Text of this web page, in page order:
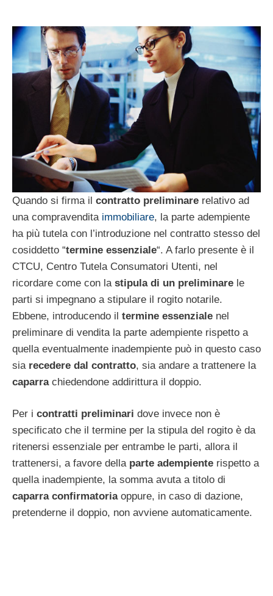
Quando si firma il contratto preliminare relativo ad
una compravendita immobiliare, la parte adempiente
ha più tutela con l’introduzione nel contratto stesso del
cosiddetto “termine essenziale“. A farlo presente è il
CTCU, Centro Tutela Consumatori Utenti, nel
ricordare come con la stipula di un preliminare le
parti si impegnano a stipulare il rogito notarile.
Ebbene, introducendo il termine essenziale nel
preliminare di vendita la parte adempiente rispetto a
quella eventualmente inadempiente può in questo caso
sia recedere dal contratto, sia andare a trattenere la
caparrachiedendone addirittura il doppio.
Per i contratti preliminari dove invece non è
specificato che il termine per la stipula del rogito è da
ritenersi essenziale per entrambe le parti, allora il
trattenersi, a favore della parte adempiente rispetto a
quella inadempiente, la somma avuta a titolo di
caparra confirmatoriaoppure, in caso di dazione,
pretenderne il doppio, non avviene automaticamente.